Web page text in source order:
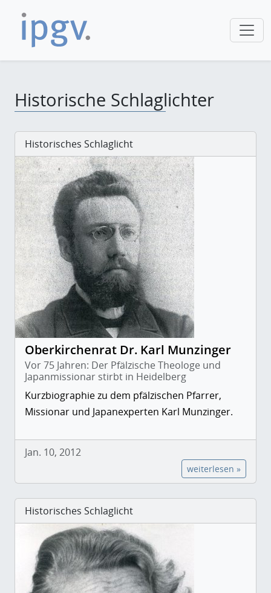
Historische Schlaglichter
Historisches Schlaglicht
Oberkirchenrat Dr. Karl Munzinger
Vor 75 Jahren: Der Pfälzische Theologe und
Japanmissionar stirbt in Heidelberg
Kurzbiographie zu dem pfälzischen Pfarrer,
Missionar und Japanexperten Karl Munzinger.
Jan. 10, 2012
weiterlesen »
Historisches Schlaglicht